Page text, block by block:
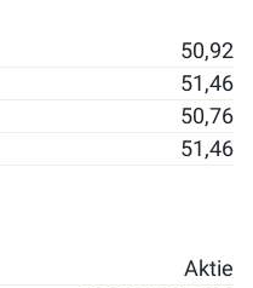
50,92
51,46
50,76
51,46
Aktie